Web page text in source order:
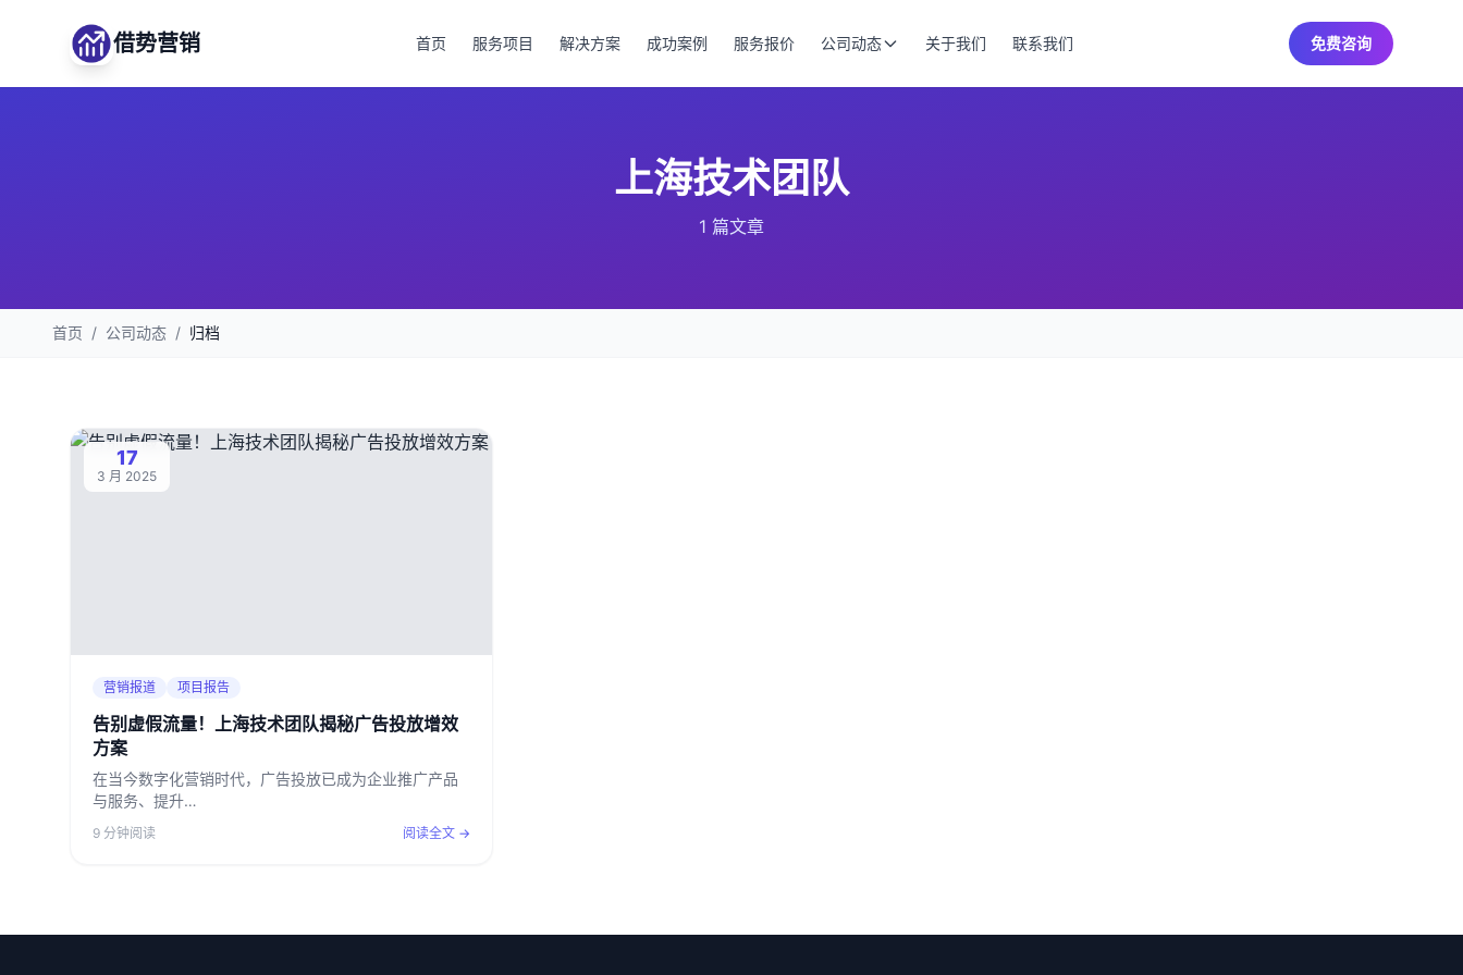
借势营销 首页 服务项目 解决方案 成功案例 服务报价 公司动态 关于我们 联系我们 免费咨询
上海技术团队
1 篇文章
首页 / 公司动态 / 归档
17
3 月 2025
营销报道 项目报告
告别虚假流量！上海技术团队揭秘广告投放增效
方案
在当今数字化营销时代，广告投放已成为企业推广产品
与服务、提升…
9 分钟阅读 阅读全文 →